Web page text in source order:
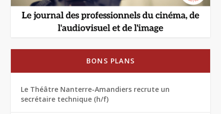
BONS PLANS
Le Théâtre Nanterre-Amandiers recrute un
secrétaire technique (h/f)